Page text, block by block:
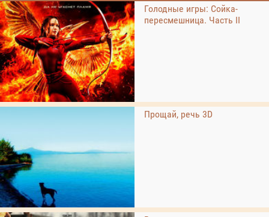
Голодные игры: Сойка-
пересмешница. Часть II
Прощай, речь 3D